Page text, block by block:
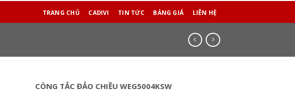
TRANG CHỦ CADIVI TIN TỨC BẢNG GIÁ LIÊN HỆ
CÔNG TẮC ĐẢO CHIỀU WEG5004KSW